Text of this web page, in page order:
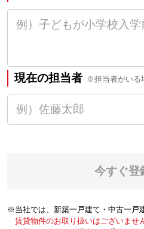
現在の担当者 ※担当者がいる
今すぐ登
※当社では、新築一戸建て・中古一戸
賃貸物件のお取り扱いはございませ